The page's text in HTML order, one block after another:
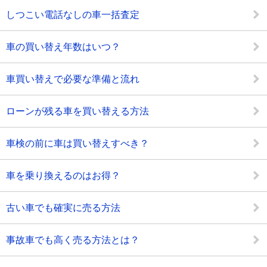
しつこい電話なしの車一括査定
車の買い替え年数はいつ？
車買い替えで必要な準備と流れ
ローンが残る車を買い替える方法
車検の前に車は買い替えすべき？
車を乗り換えるのはお得？
古い車でも確実に売る方法
事故車でも高く売る方法とは？